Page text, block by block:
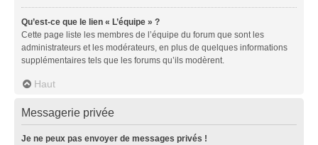
Qu’est-ce que le lien « L’équipe » ?
Cette page liste les membres de l’équipe du forum que sont les
administrateurs et les modérateurs, en plus de quelques informations
supplémentaires tels que les forums qu’ils modèrent.
Haut
Messagerie privée
Je ne peux pas envoyer de messages privés !